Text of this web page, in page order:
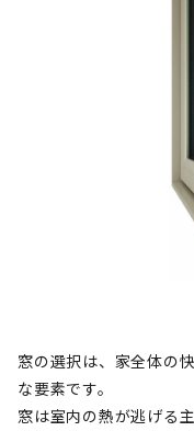
窓の選択は、家全体の
な要素です。
窓は室内の熱が逃げる